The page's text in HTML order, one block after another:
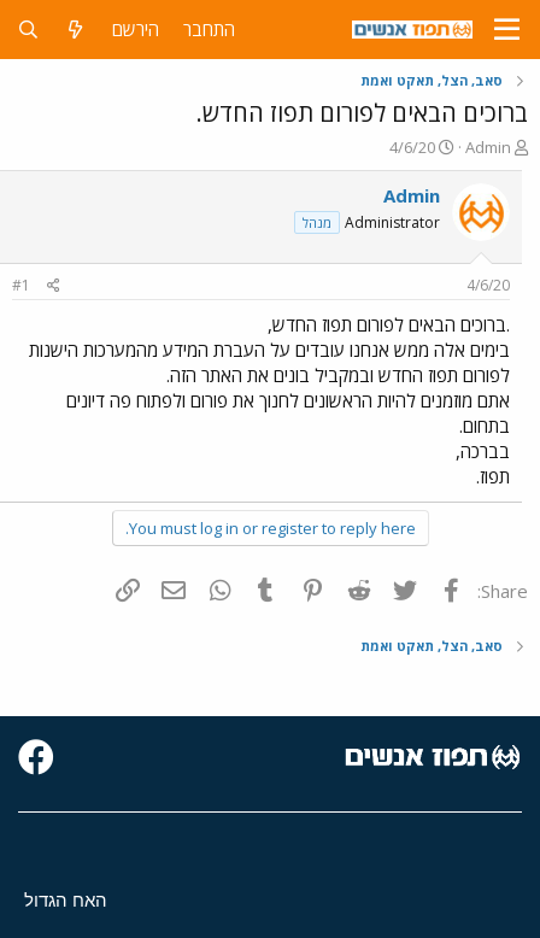
התחבר הירשם
סאב, הצל, תאקט ואמת
ברוכים הבאים לפורום תפוז החדש.
פ
ו
ח
ו
ש
א
Admin
פ
ו
ר
ם
ר
י
ך
4/6/20
Admin
Administrator מנהל
4/6/20
#1
.ברוכים הבאים לפורום תפוז החדש,
בימים אלה ממש אנחנו עובדים על העברת המידע מהמערכות הישנות
לפורום תפוז החדש ובמקביל בונים את האתר הזה.
אתם מוזמנים להיות הראשונים לחנוך את פורום ולפתוח פה דיונים
בתחום.
בברכה,
תפוז.
You must log in or register to reply here.
Share: פייסבוק Twitter
Reddit
Pinterest
Tumblr
WhatsAppדואר אלקטרוני
סאב, הצל, תאקט ואמת
האח הגדול